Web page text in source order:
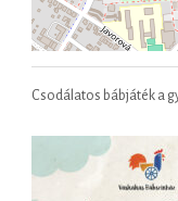
Csodálatos bábjáték a